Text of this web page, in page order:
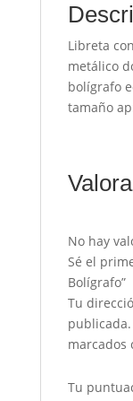
Libreta
metálico
bolígrafo
tamaño
No hay
Sé el
Bolígrafo”
Tu
publicada.
marcados
Tu